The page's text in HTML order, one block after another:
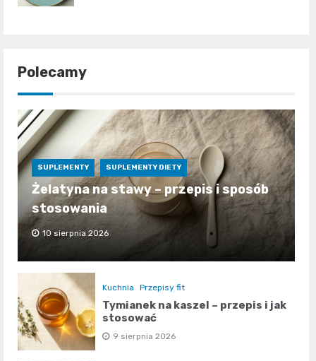
Polecamy
SUPLEMENTY SUPLEMENTY DIETY
Żelatyna na stawy – przepis i sposób
stosowania
10 sierpnia 2026
Kuchnia Przepisy fit
Tymianek na kaszel – przepis i jak
stosować
9 sierpnia 2026